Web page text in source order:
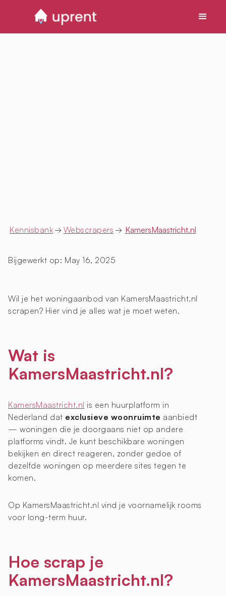
Kennisbank → Webscrapers → KamersMaastricht.nl
Bijgewerkt op: May 16, 2025
Wil je het woningaanbod van KamersMaastricht.nl
scrapen? Hier vind je alles wat je moet weten.
Wat is
KamersMaastricht.nl?
KamersMaastricht.nl is een huurplatform in
Nederland dat exclusieve woonruimte aanbiedt
— woningen die je doorgaans niet op andere
platforms vindt. Je kunt beschikbare woningen
bekijken en direct reageren, zonder gedoe of
dezelfde woningen op meerdere sites tegen te
komen.
Op KamersMaastricht.nl vind je voornamelijk rooms
voor long-term huur.
Hoe scrap je
KamersMaastricht.nl?